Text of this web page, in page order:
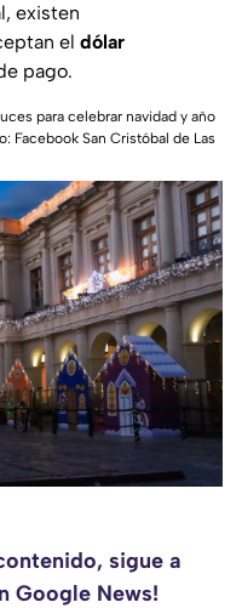
existen
el dólar
pago.
para celebrar navidad y año
San Cristóbal de Las
sigue a
Google News!